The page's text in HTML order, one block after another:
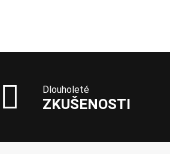
Dlouholeté
ZKUŠENOSTI